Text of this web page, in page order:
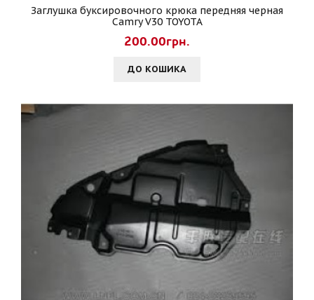
Заглушка буксировочного крюка передняя черная
Camry V30 TOYOTA
200.00грн.
ДО КОШИКА